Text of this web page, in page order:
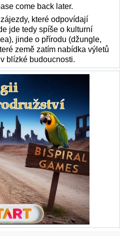
come back later.
které odpovídají
jde tedy spíše o kulturní
jinde o přírodu (džungle,
země zatím nabídka výletů
blízké budoucnosti.